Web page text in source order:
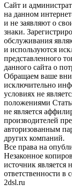
Сайт и
на данном
и не заявляют о
знаки.
обслуживания
и используются
представленного
данного сайта о
Обращаем ваше
исключительно
условиях не
положениями
не является
производителей
авторизованным
других компаний.
Все права на
Незаконное
источник является
ответственности в
2dsl.ru